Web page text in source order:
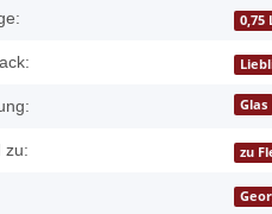
0,75
Glas
zu: zu